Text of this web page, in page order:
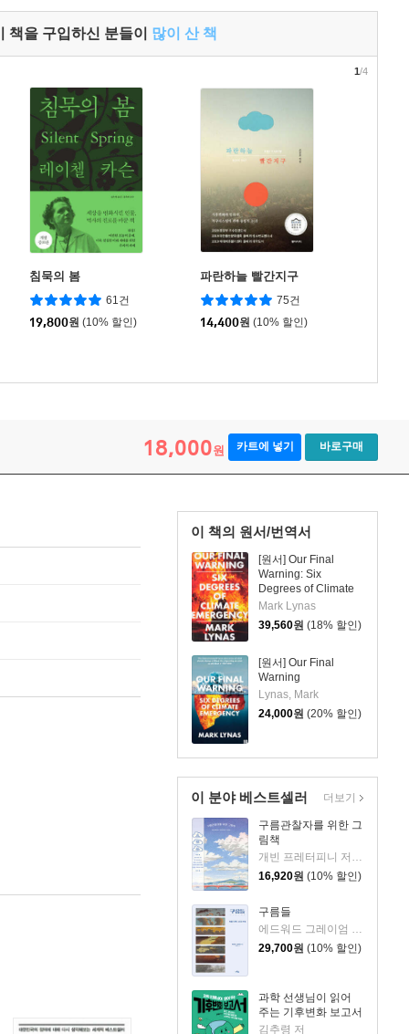
책을 구입하신 분들이 많이 산 책
침묵의 봄
61건
19,800원 (10% 할인)
파란하늘 빨간지구
75건
14,400원 (10% 할인)
1/4
18,000원 카트에 넣기 바로구매
이 책의 원서/번역서
[원서] Our Final
Warning: Six
Degrees of Climate
Emergency
Mark Lynas
39,560원 (18% 할인)
[원서] Our Final
Warning
Lynas, Mark
24,000원 (20% 할인)
이 분야 베스트셀러
구름관찰자를 위한 그
림책
16,920원 (10% 할인)
구름들
에드워드 그레이엄 저/서정아 역
29,700원 (10% 할인)
과학 선생님이 읽어
주는 기후변화 보고서
김추령 저
더보기